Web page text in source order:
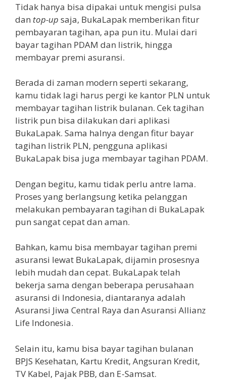
Tidak hanya bisa dipakai untuk mengisi pulsa
dan top-up saja, BukaLapak memberikan fitur
pembayaran tagihan, apa pun itu. Mulai dari
bayar tagihan PDAM dan listrik, hingga
membayar premi asuransi.
Berada di zaman modern seperti sekarang,
kamu tidak lagi harus pergi ke kantor PLN untuk
membayar tagihan listrik bulanan. Cek tagihan
listrik pun bisa dilakukan dari aplikasi
BukaLapak. Sama halnya dengan fitur bayar
tagihan listrik PLN, pengguna aplikasi
BukaLapak bisa juga membayar tagihan PDAM.
Dengan begitu, kamu tidak perlu antre lama.
Proses yang berlangsung ketika pelanggan
melakukan pembayaran tagihan di BukaLapak
pun sangat cepat dan aman.
Bahkan, kamu bisa membayar tagihan premi
asuransi lewat BukaLapak, dijamin prosesnya
lebih mudah dan cepat. BukaLapak telah
bekerja sama dengan beberapa perusahaan
asuransi di Indonesia, diantaranya adalah
Asuransi Jiwa Central Raya dan Asuransi Allianz
Life Indonesia.
Selain itu, kamu bisa bayar tagihan bulanan
BPJS Kesehatan, Kartu Kredit, Angsuran Kredit,
TV Kabel, Pajak PBB, dan E-Samsat.